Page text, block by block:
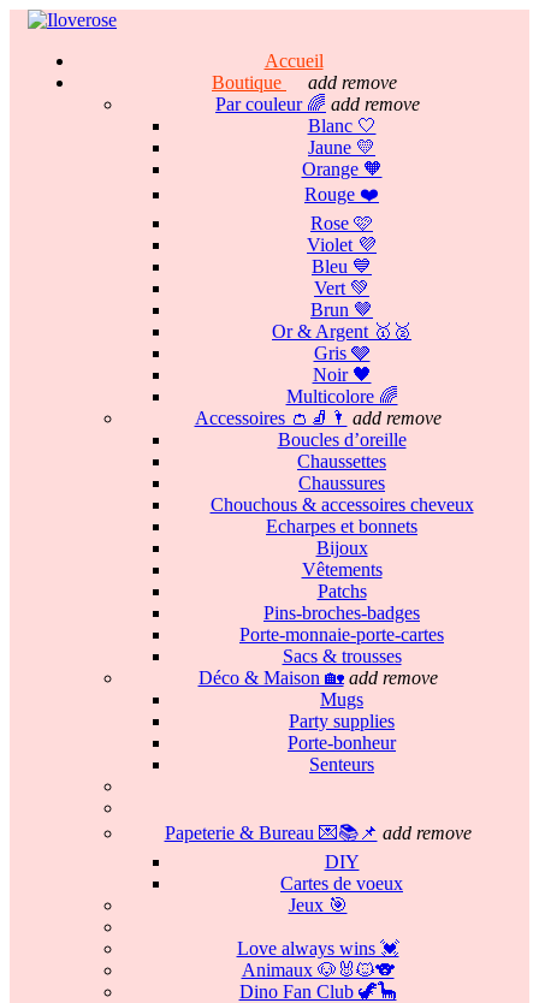
Accueil
Boutique
add remove
Par couleur 🌈 add remove
Blanc 🤍
Jaune 💛
Orange 🧡
Rouge ❤️
Rose 🩷
Violet 💜
Bleu 💙
Vert 💚
Brun 🤎
Or & Argent 🥇🥈
Gris 🩶
Noir 🖤
Multicolore 🌈
Accessoires 👛🧦🌂 add remove
Boucles d’oreille
Chaussettes
Chaussures
Chouchous & accessoires cheveux
Echarpes et bonnets
Bijoux
Vêtements
Patchs
Pins-broches-badges
Porte-monnaie-porte-cartes
Sacs & trousses
Déco & Maison 🏡 add remove
Mugs
Party supplies
Porte-bonheur
Senteurs
Papeterie & Bureau 💌📚📌 add remove
DIY
Cartes de voeux
Jeux 🎯
Love always wins 💓
Animaux 🐶🐰🐱🐨
Dino Fan Club 🦖🦕